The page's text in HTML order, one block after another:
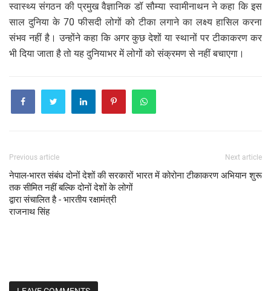
स्वास्थ्य संगठन की प्रमुख वैज्ञानिक डॉ सौम्या स्वामीनाथन ने कहा कि इस
साल दुनिया के 70 फीसदी लोगों को टीका लगाने का लक्ष्य हासिल करना
संभव नहीं है। उन्होंने कहा कि अगर कुछ देशों या स्थानों पर टीकाकरण कर
भी दिया जाता है तो यह दुनियाभर में लोगों को संक्रमण से नहीं बचाएगा।
Previous article
नेपाल-भारत संबंध दोनों देशों की सरकारों
तक सीमित नहीं बल्कि दोनों देशों के लोगों
द्वारा संचालित है - भारतीय रक्षामंत्री
राजनाथ सिंह
Next article
भारत में कोरोना टीकाकरण अभियान शुरू